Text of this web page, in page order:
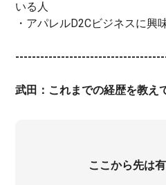
いる人
・アパレルD2Cビジネスに興
武田：これまでの経歴を教え
ここから先は